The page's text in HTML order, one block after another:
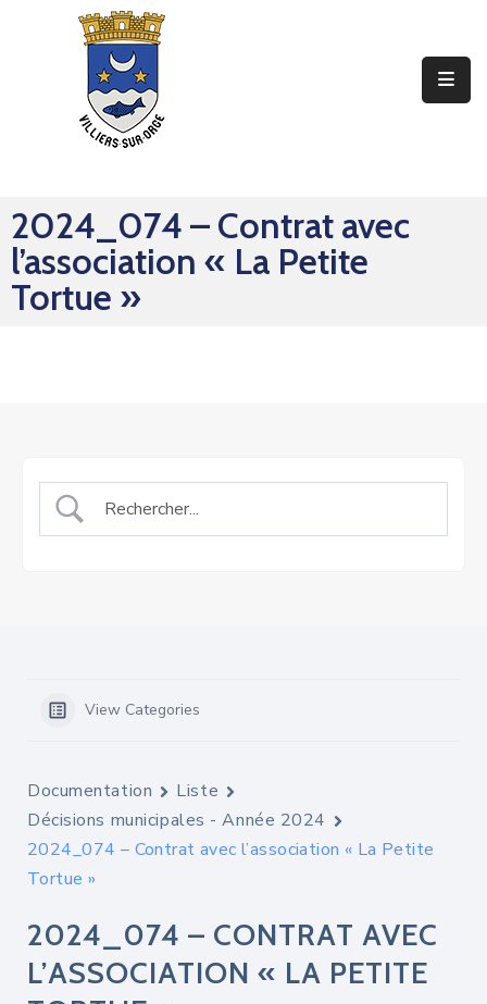
Mes
Sorties
2024_074 – Contrat avec
l’association « La Petite
Tortue »
View Categories
Documentation
Liste
Décisions municipales - Année 2024
2024_074 – Contrat avec l’association « La Petite
Tortue »
2024_074 – CONTRAT AVEC
L’ASSOCIATION « LA PETITE